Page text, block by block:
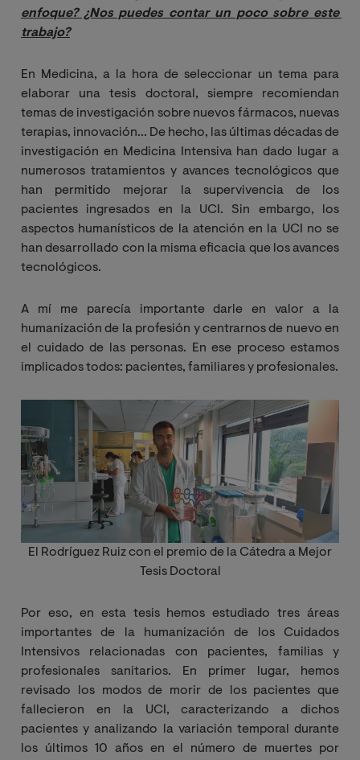
enfoque? ¿Nos puedes contar un poco sobre este
trabajo?
En Medicina, a la hora de seleccionar un tema para
elaborar una tesis doctoral, siempre recomiendan
temas de investigación sobre nuevos fármacos, nuevas
terapias, innovación... De hecho, las últimas décadas de
investigación en Medicina Intensiva han dado lugar a
numerosos tratamientos y avances tecnológicos que
han permitido mejorar la supervivencia de los
pacientes ingresados en la UCI. Sin embargo, los
aspectos humanísticos de la atención en la UCI no se
han desarrollado con la misma eficacia que los avances
tecnológicos.
A mí me parecía importante darle en valor a la
humanización de la profesión y centrarnos de nuevo en
el cuidado de las personas. En ese proceso estamos
implicados todos: pacientes, familiares y profesionales.
El
Rodríguez Ruiz con el premio de la Cátedra a Mejor
Tesis Doctoral
Por eso, en esta tesis hemos estudiado tres áreas
importantes de la humanización de los Cuidados
Intensivos relacionadas con pacientes, familias y
profesionales sanitarios. En primer lugar, hemos
revisado los modos de morir de los pacientes que
fallecieron en la UCI, caracterizando a dichos
pacientes y analizando la variación temporal durante
los últimos 10 años en el número de muertes por